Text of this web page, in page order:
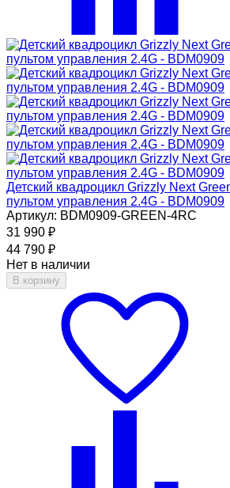
Детский квадроцикл Grizzly Next
пультом управления 2.4G - BDM0909
Артикул: BDM0909-GREEN-4RC
31 990 ₽
44 790 ₽
Нет в наличии
В корзину